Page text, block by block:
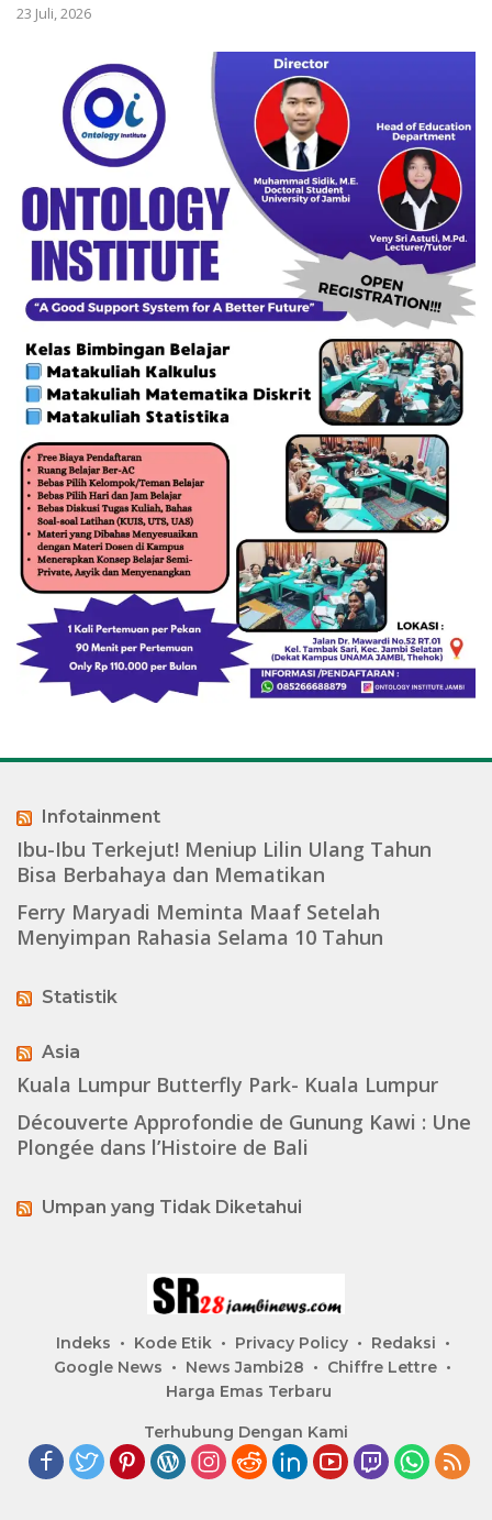
23 Juli, 2026
Infotainment
Ibu-Ibu Terkejut! Meniup Lilin Ulang Tahun
Bisa Berbahaya dan Mematikan
Ferry Maryadi Meminta Maaf Setelah
Menyimpan Rahasia Selama 10 Tahun
Statistik
Asia
Kuala Lumpur Butterfly Park- Kuala Lumpur
Découverte Approfondie de Gunung Kawi : Une
Plongée dans l’Histoire de Bali
Umpan yang Tidak Diketahui
Indeks Kode Etik Privacy Policy
Redaksi
Google News
News Jambi28
Chiffre Lettre
Harga Emas Terbaru
Terhubung Dengan Kami